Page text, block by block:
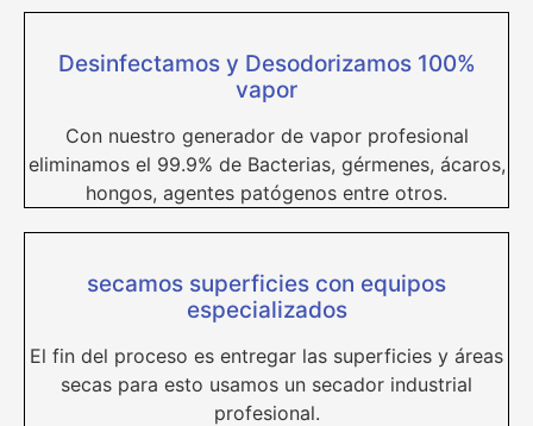
Desinfectamos y Desodorizamos 100%
vapor
Con nuestro generador de vapor profesional
eliminamos el 99.9% de Bacterias, gérmenes, ácaros,
hongos, agentes patógenos entre otros.
secamos superficies con equipos
especializados
El fin del proceso es entregar las superficies y áreas
secas para esto usamos un secador industrial
profesional.